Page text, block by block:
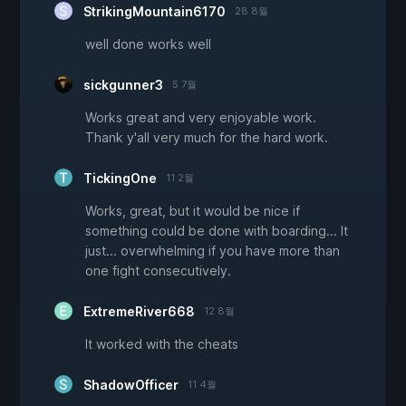
StrikingMountain6170 28 8월
well done works well
sickgunner3 5 7월
Works great and very enjoyable work.
Thank y'all very much for the hard work.
TickingOne 11 2월
Works, great, but it would be nice if
something could be done with boarding... It
just... overwhelming if you have more than
one fight consecutively.
ExtremeRiver668 12 8월
It worked with the cheats
ShadowOfficer 11 4월